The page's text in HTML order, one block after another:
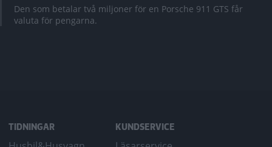
Den som betalar två miljoner för en Porsche 911 GTS får
valuta för pengarna.
TIDNINGAR KUNDSERVICE